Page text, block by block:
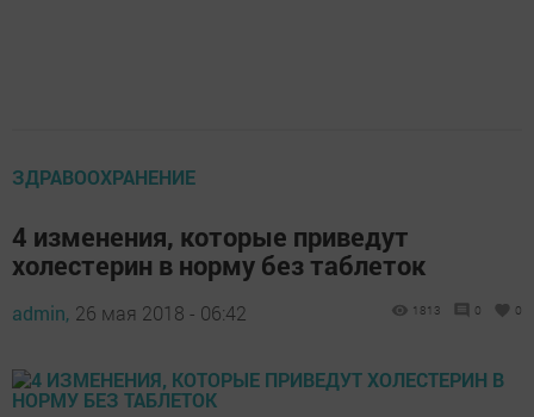
ЗДРАВООХРАНЕНИЕ
4 изменения, которые приведут
холестерин в норму без таблеток
admin, 26 мая 2018 - 06:42 1813 0 0